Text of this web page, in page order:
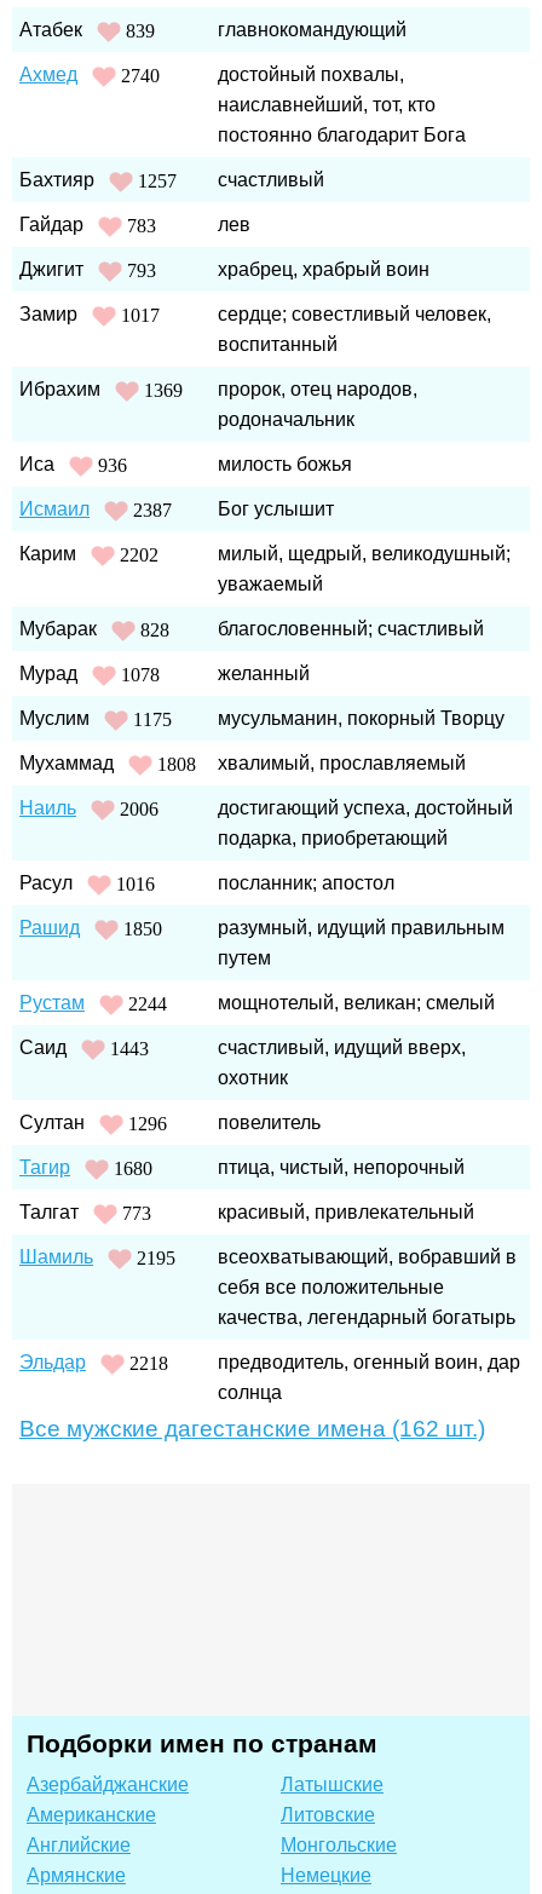
Атабек 839 главнокомандующий
Ахмед 2740
достойный похвалы,
наиславнейший, тот, кто
постоянно благодарит Бога
Бахтияр 1257 счастливый
Гайдар 783 лев
Джигит 793 храбрец, храбрый воин
Замир 1017
сердце; совестливый человек,
воспитанный
Ибрахим 1369
пророк, отец народов,
родоначальник
Иса 936 милость божья
Исмаил 2387 Бог услышит
Карим 2202
милый, щедрый, великодушный;
уважаемый
Мубарак 828 благословенный; счастливый
Мурад 1078 желанный
Муслим 1175 мусульманин, покорный Творцу
Мухаммад 1808 хвалимый, прославляемый
Наиль 2006
достигающий успеха, достойный
подарка, приобретающий
Расул 1016 посланник; апостол
Рашид 1850
разумный, идущий правильным
путем
Рустам 2244 мощнотелый, великан; смелый
Саид 1443
счастливый, идущий вверх,
охотник
Султан 1296 повелитель
Тагир 1680 птица, чистый, непорочный
Талгат 773 красивый, привлекательный
Шамиль 2195
всеохватывающий, вобравший в
себя все положительные
качества, легендарный богатырь
Эльдар 2218
предводитель, огенный воин, дар
солнца
Все мужские дагестанские имена (162 шт.)
Подборки имен по странам
Азербайджанские
Американские
Английские
Армянские
Латышские
Литовские
Монгольские
Немецкие